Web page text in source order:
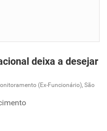
deixa a desejar
(Ex-Funcionário), São